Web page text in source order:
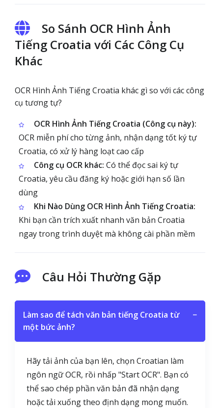
So Sánh OCR Hình Ảnh
Tiếng Croatia với Các Công Cụ
Khác
OCR Hình Ảnh Tiếng Croatia khác gì so với các công
cụ tương tự?
OCR Hình Ảnh Tiếng Croatia (Công cụ này):
OCR miễn phí cho từng ảnh, nhận dạng tốt ký tự
Croatia, có xử lý hàng loạt cao cấp
Công cụ OCR khác: Có thể đọc sai ký tự
Croatia, yêu cầu đăng ký hoặc giới hạn số lần
dùng
Khi Nào Dùng OCR Hình Ảnh Tiếng Croatia:
Khi bạn cần trích xuất nhanh văn bản Croatia
ngay trong trình duyệt mà không cài phần mềm
Câu Hỏi Thường Gặp
Làm sao để tách văn bản tiếng Croatia từ
một bức ảnh?
−
Hãy tải ảnh của bạn lên, chọn Croatian làm
ngôn ngữ OCR, rồi nhấp "Start OCR". Bạn có
thể sao chép phần văn bản đã nhận dạng
hoặc tải xuống theo định dạng mong muốn.